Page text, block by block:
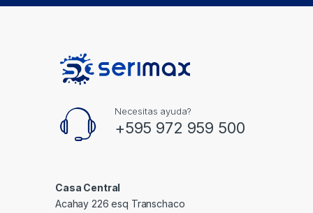
Necesitas ayuda?
+595 972 959 500
Casa Central
Acahay 226 esq Transchaco